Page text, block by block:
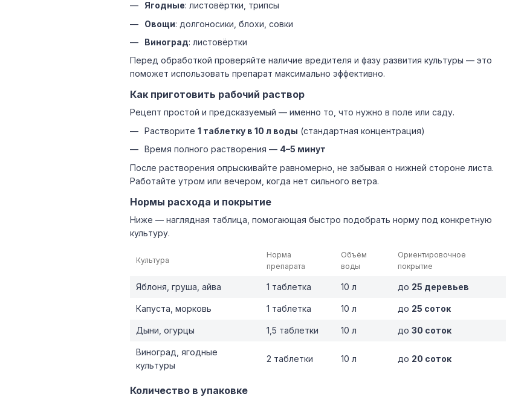
Ягодные: листовёртки, трипсы
Овощи: долгоносики, блохи, совки
Виноград: листовёртки
Перед обработкой проверяйте наличие вредителя и фазу развития культуры — это
поможет использовать препарат максимально эффективно.
Как приготовить рабочий раствор
Рецепт простой и предсказуемый — именно то, что нужно в поле или саду.
Растворите 1 таблетку в 10 л воды (стандартная концентрация)
Время полного растворения — 4–5 минут
После растворения опрыскивайте равномерно, не забывая о нижней стороне листа.
Работайте утром или вечером, когда нет сильного ветра.
Нормы расхода и покрытие
Ниже — наглядная таблица, помогающая быстро подобрать норму под конкретную
культуру.
Культура
Норма
препарата
Объём
воды
Ориентировочное
покрытие
Яблоня, груша, айва 1 таблетка 10 л до 25 деревьев
Капуста, морковь 1 таблетка 10 л до 25 соток
Дыни, огурцы 1,5 таблетки 10 л до 30 соток
Виноград, ягодные
культуры
2 таблетки 10 л до 20 соток
Количество в упаковке